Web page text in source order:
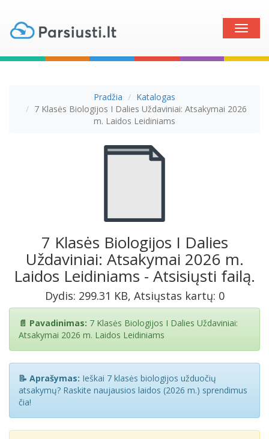
Toggle
Pradžia
Katalogas
7 Klasės Biologijos I Dalies Uždaviniai: Atsakymai 2026
m. Laidos Leidiniams
7 Klasės Biologijos I Dalies
Uždaviniai: Atsakymai 2026 m.
Laidos Leidiniams - Atsisiųsti failą.
Dydis: 299.31 KB, Atsiųstas kartų: 0
📄 Pavadinimas: 7 Klasės Biologijos I Dalies Uždaviniai:
Atsakymai 2026 m. Laidos Leidiniams
📝 Aprašymas: Ieškai 7 klasės biologijos užduočių
atsakymų? Raskite naujausios laidos (2026 m.) sprendimus
čia!